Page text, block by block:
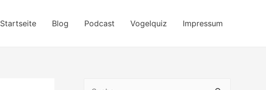
Startseite Blog Podcast Vogelquiz Impressum